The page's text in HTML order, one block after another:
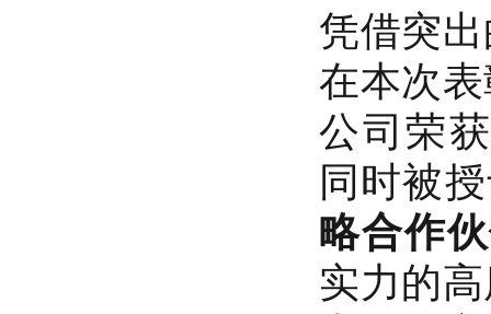
凭借突
在本次
公司荣
同时被
略合作
实力的